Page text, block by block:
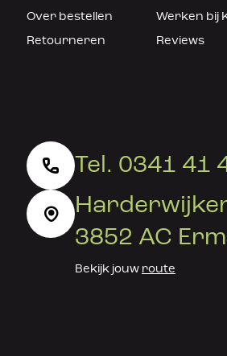
Over bestellen
Retourneren
Werken bij
Reviews
Tel. 0341 41
3852 AC
Bekijk jouw route